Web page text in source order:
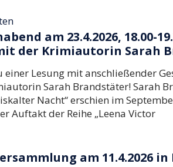
am 23.4.2026, 18.00-
der Krimiautorin Sarah
Lesung mit anschließender
Sarah Brandstäter! Sarah
Nacht“ erschien im
Auftakt der Reihe „Leena Victor
am 11.4.2026